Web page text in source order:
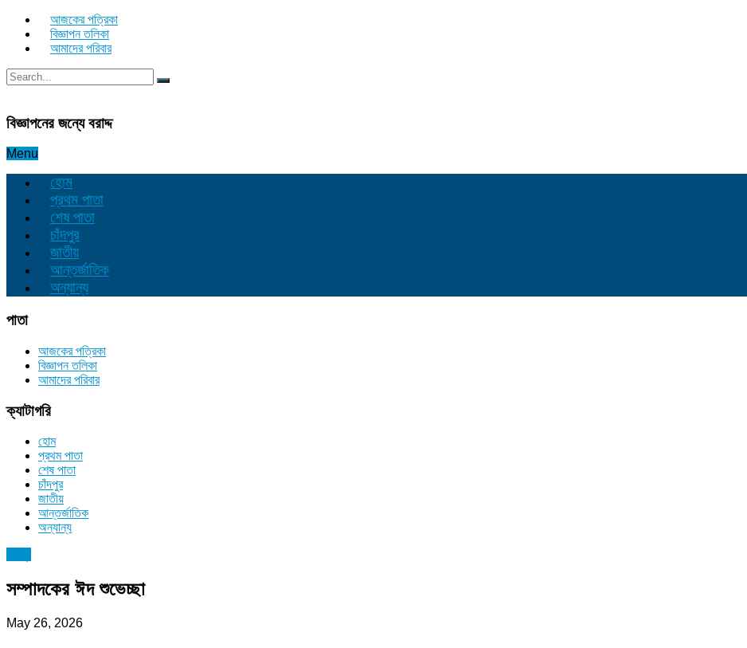
আজকের পত্রিকা
বিজ্ঞাপন তলিকা
আমাদের পরিবার
বিজ্ঞাপনের জন্যে বরাদ্দ
Menu
হোম
প্রথম পাতা
শেষ পাতা
চাঁদপুর
জাতীয়
আন্তর্জাতিক
অন্যান্য
পাতা
আজকের পত্রিকা
বিজ্ঞাপন তলিকা
আমাদের পরিবার
ক্যাটাগরি
হোম
প্রথম পাতা
শেষ পাতা
চাঁদপুর
জাতীয়
আন্তর্জাতিক
অন্যান্য
সম্পাদকের ঈদ শুভেচ্ছা
May 26, 2026